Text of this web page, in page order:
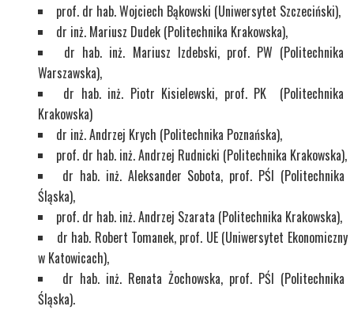
prof. dr hab. Wojciech Bąkowski (Uniwersytet Szczeciński),
dr inż. Mariusz Dudek (Politechnika Krakowska),
dr hab. inż. Mariusz Izdebski, prof. PW (Politechnika
Warszawska),
dr hab. inż. Piotr Kisielewski, prof. PK (Politechnika
Krakowska)
dr inż. Andrzej Krych (Politechnika Poznańska),
prof. dr hab. inż. Andrzej Rudnicki (Politechnika Krakowska),
dr hab. inż. Aleksander Sobota, prof. PŚl (Politechnika
Śląska),
prof. dr hab. inż. Andrzej Szarata (Politechnika Krakowska),
dr hab. Robert Tomanek, prof. UE (Uniwersytet Ekonomiczny
w Katowicach),
dr hab. inż. Renata Żochowska, prof. PŚl (Politechnika
Śląska).